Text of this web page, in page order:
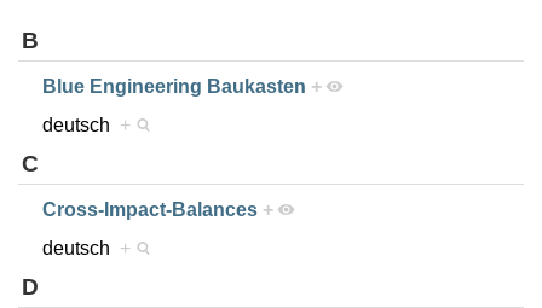
B
Blue Engineering Baukasten +
deutsch +
C
Cross-Impact-Balances +
deutsch +
D